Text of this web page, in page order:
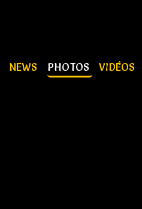
NEWS PHOTOS VIDÉOS